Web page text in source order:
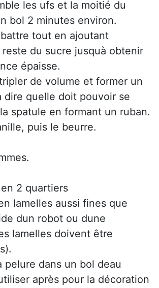
les ufs et la moitié du
bol 2 minutes environ.
tout en ajoutant
du sucre jusquà obtenir
épaisse.
de volume et former un
dire quelle doit pouvoir se
spatule en formant un ruban.
puis le beurre.
2 quartiers
lamelles aussi fines que
dun robot ou dune
lamelles doivent être
dans un bol deau
après pour la décoration